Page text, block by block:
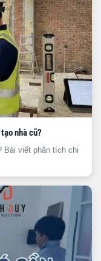
nhà cũ?
Bài viết phân tích chi